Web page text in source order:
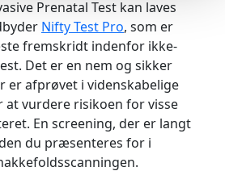
Prenatal Test kan laves
Nifty Test Pro, som er
fremskridt indenfor ikke-
Det er en nem og sikker
er afprøvet i videnskabelige
at vurdere risikoen for visse
En screening, der er langt
du præsenteres for i